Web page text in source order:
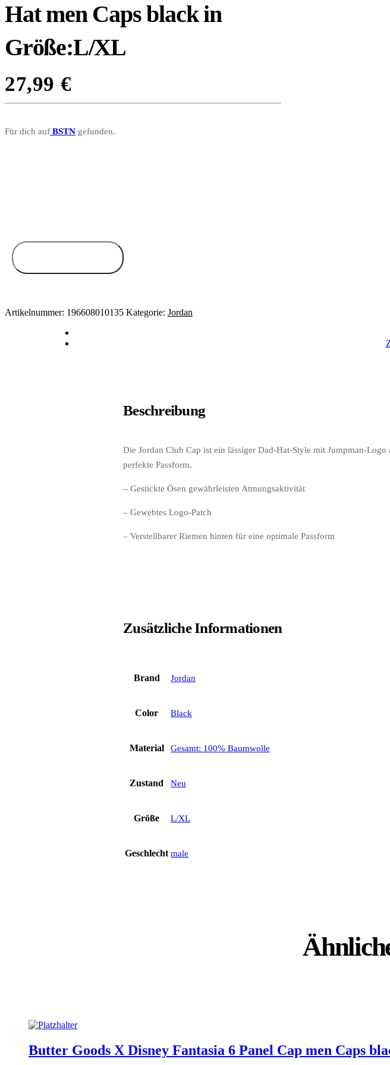
Hat men Caps black in
Größe:L/XL
27,99 €
Für dich auf BSTN gefunden.
Artikelnummer: 196608010135 Kategorie: Jordan
Beschreibung
Die Jordan Club Cap ist ein lässiger Dad-Hat-Style mit Jumpman-
perfekte Passform.
– Gestickte Ösen gewährleisten Atmungsaktivität
– Gewebtes Logo-Patch
– Verstellbarer Riemen hinten für eine optimale Passform
Zusätzliche Informationen
Brand Jordan
Color Black
Material Gesamt: 100% Baumwolle
Zustand Neu
Größe L/XL
Geschlecht male
Butter Goods X Disney Fantasia 6 Panel Cap men Caps